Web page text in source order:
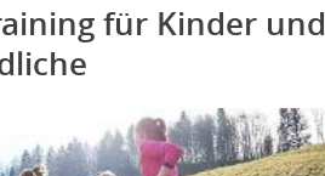
für Kinder und